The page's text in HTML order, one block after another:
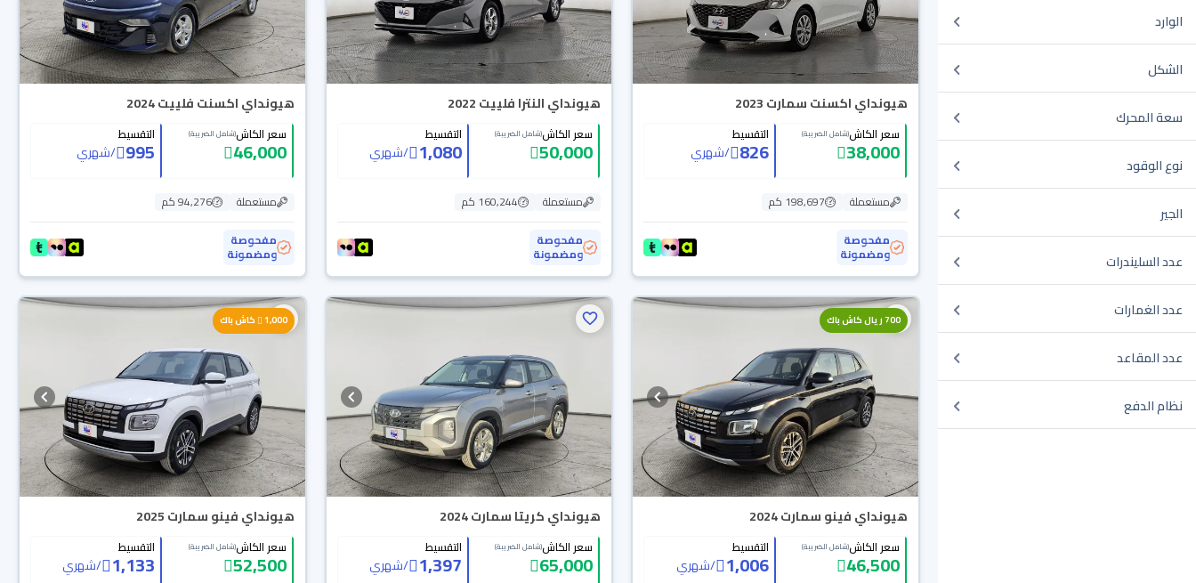
الوارد
الشكل
سعة المحرك
نوع الوقود
الجير
عدد السليندرات
عدد الغمارات
عدد المقاعد
نظام الدفع
هيونداي اكسنت سمارت 2023
سعر الكاش(شامل الضريبة)
38,000
التقسيط
826
/شهري
مستعملة
198,697 كم
مفحوصة
ومضمونة
هيونداي النترا فلييت 2022
سعر الكاش(شامل الضريبة)
50,000
التقسيط
1,080
/شهري
مستعملة
160,244 كم
مفحوصة
ومضمونة
هيونداي اكسنت فلييت 2024
سعر الكاش(شامل الضريبة)
46,000
التقسيط
995
/شهري
مستعملة
94,276 كم
مفحوصة
ومضمونة
700 ريال كاش باك
هيونداي فينو سمارت 2024
سعر الكاش(شامل الضريبة)
46,500
التقسيط
1,006
/شهري
هيونداي كريتا سمارت 2024
سعر الكاش(شامل الضريبة)
65,000
التقسيط
1,397
/شهري
1,000 كاش باك
هيونداي فينو سمارت 2025
سعر الكاش(شامل الضريبة)
52,500
التقسيط
1,133
/شهري